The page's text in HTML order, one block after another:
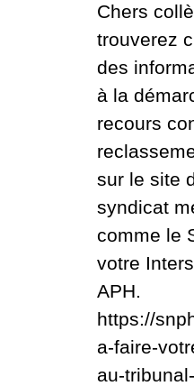
Chers
trouverez
des
à la
recours
sur le site
syndicat
comme le
votre
APH.
https://
a-faire-
au-tribunal-